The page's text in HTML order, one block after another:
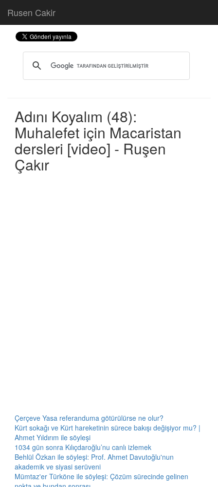
Rusen Cakir
Adını Koyalım (48):
Muhalefet için Macaristan
dersleri [video] - Ruşen
Çakır
Çerçeve Yasa referanduma götürülürse ne olur?
Kürt sokağı ve Kürt hareketinin sürece bakışı değişiyor mu? |
Ahmet Yıldırım ile söyleşi
1034 gün sonra Kılıçdaroğlu’nu canlı izlemek
Behlül Özkan ile söyleşi: Prof. Ahmet Davutoğlu'nun
akademik ve siyasi serüveni
Mümtaz'er Türköne ile söyleşi: Çözüm sürecinde gelinen